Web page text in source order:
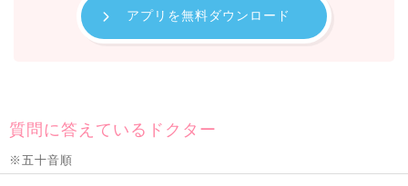
アプリを無料ダウンロード
質問に答えているドクター
※五十音順